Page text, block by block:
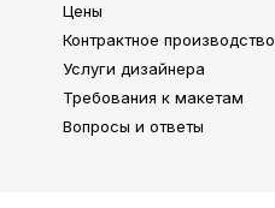
Цены
Контрактное производство
Услуги дизайнера
Требования к макетам
Вопросы и ответы